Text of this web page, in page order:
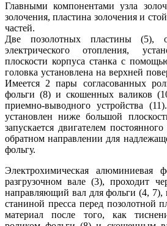
Главными компонентами узла
золочения, пластина золочения и
частей.
Две позолотных пластины (5),
электрического отопления,
плоскости корпуса станка с
головка установлена на верхней
Имеется 2 пары согласованных
фольги (8) и скошенных валиков
приемно-выводного устройства
установлен ниже большой
запускается двигателем
обратном направлении для
фольгу.
Электрохимическая алюминиевая
разгрузочном вале (3), проходит
направляющий вал для фольги (4, 7),
станиной пресса перед позолотной
материал после того, как